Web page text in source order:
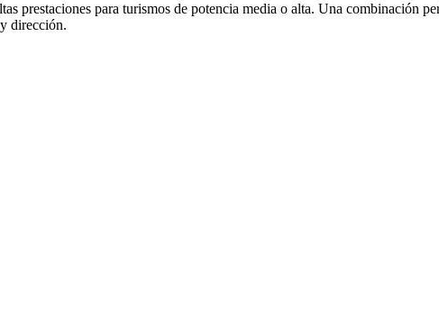
prestaciones para turismos de potencia media o alta. Una combinación
dirección.